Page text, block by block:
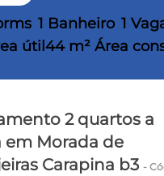
1 Banheiro 1
útil44 m² Área
2 quartos a
em Morada de
Carapina b3 -